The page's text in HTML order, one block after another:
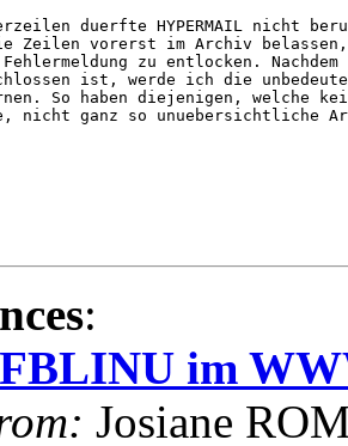
duerfte HYPERMAIL nicht
Zeilen vorerst im Archiv
Fehlermeldung zu entlocken.
ist, werde ich die
So haben diejenigen, welche
nicht ganz so unuebersichtliche
:
im
Josiane